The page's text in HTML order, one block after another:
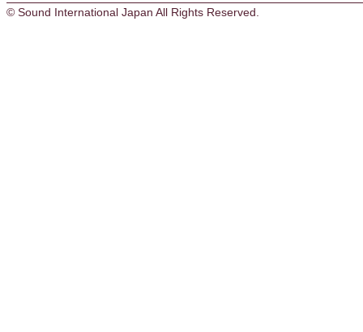
© Sound International Japan All Rights Reserved.